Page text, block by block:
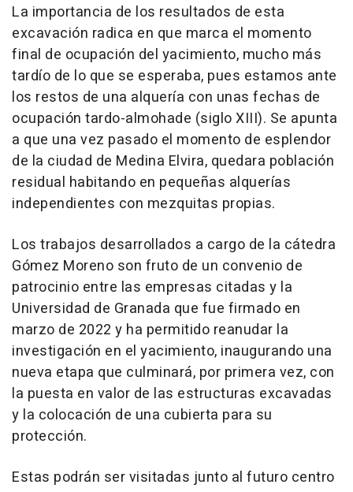
La importancia de los resultados de esta
excavación radica en que marca el momento
final de ocupación del yacimiento, mucho más
tardío de lo que se esperaba, pues estamos ante
los restos de una alquería con unas fechas de
ocupación tardo-almohade (siglo XIII). Se apunta
a que una vez pasado el momento de esplendor
de la ciudad de Medina Elvira, quedara población
residual habitando en pequeñas alquerías
independientes con mezquitas propias.
Los trabajos desarrollados a cargo de la cátedra
Gómez Moreno son fruto de un convenio de
patrocinio entre las empresas citadas y la
Universidad de Granada que fue firmado en
marzo de 2022 y ha permitido reanudar la
investigación en el yacimiento, inaugurando una
nueva etapa que culminará, por primera vez, con
la puesta en valor de las estructuras excavadas
y la colocación de una cubierta para su
protección.
Estas podrán ser visitadas junto al futuro centro